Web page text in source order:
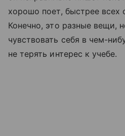
хорошо поет, быстрее всех
Конечно, это разные вещи,
чувствовать себя в чем-
не терять интерес к учебе.